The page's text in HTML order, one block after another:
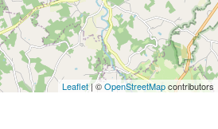
Leaflet| ©OpenStreetMapcontributors